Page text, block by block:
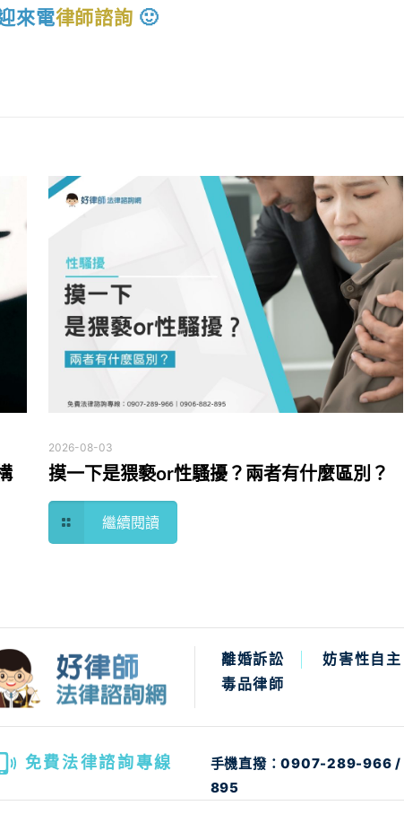
來電律師諮詢 🙂
2026-08-03
摸一下是猥褻or性騷擾？兩者有什麼區別？
繼續閱讀
離婚訴訟 妨害性自主
毒品律師
免費法律諮詢專線 手機直撥：0907-289-966 /
895